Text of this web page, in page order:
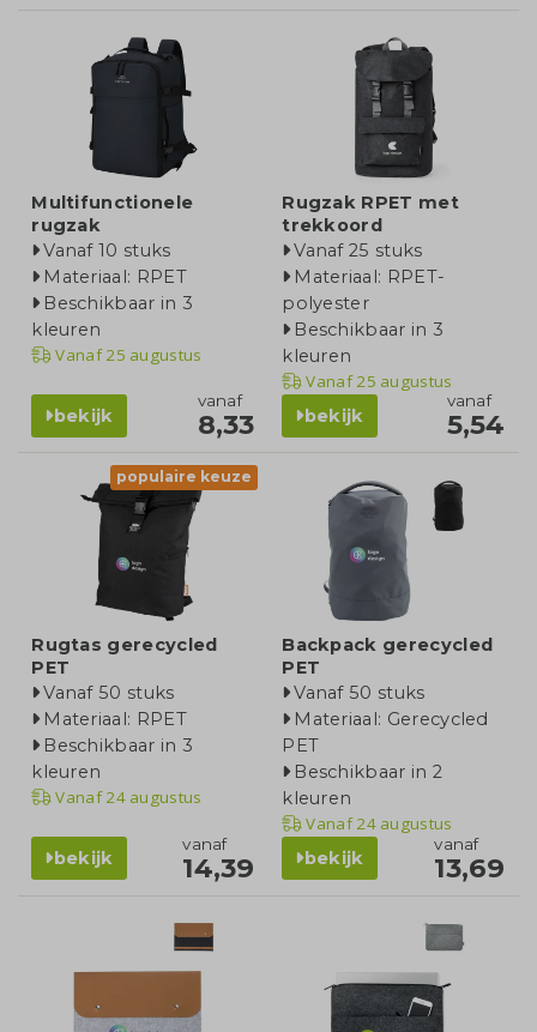
Multifunctionele
rugzak
Vanaf 10 stuks
Materiaal: RPET
Beschikbaar in 3
kleuren
Vanaf25 augustus
bekijk
vanaf
8,33
Rugzak RPET met
trekkoord
Vanaf 25 stuks
Materiaal: RPET-
polyester
Beschikbaar in 3
kleuren
Vanaf25 augustus
bekijk
vanaf
5,54
populaire keuze
Rugtas gerecycled
PET
Vanaf 50 stuks
Materiaal: RPET
Beschikbaar in 3
kleuren
Vanaf24 augustus
bekijk
vanaf
14,39
Backpack gerecycled
PET
Vanaf 50 stuks
Materiaal: Gerecycled
PET
Beschikbaar in 2
kleuren
Vanaf24 augustus
bekijk
vanaf
13,69